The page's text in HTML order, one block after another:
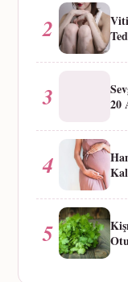
2
3
20
4
5